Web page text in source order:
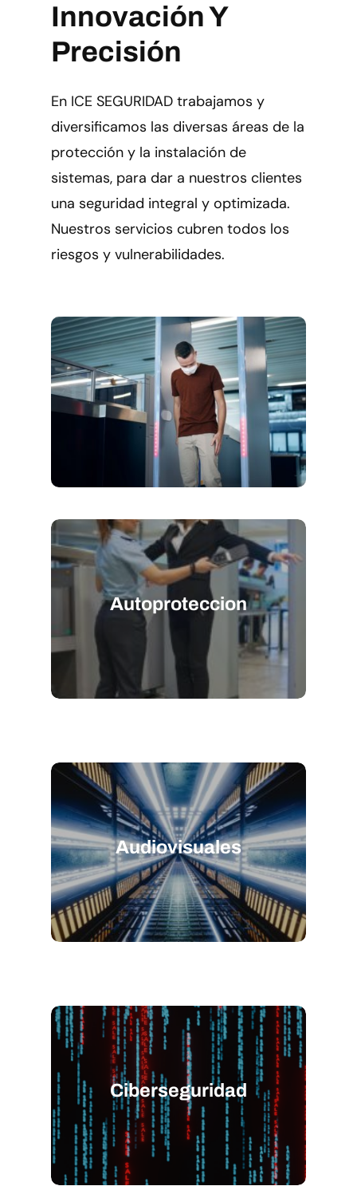
Innovación Y
Precisión
En ICE SEGURIDAD trabajamos y
diversificamos las diversas áreas de la
protección y la instalación de
sistemas, para dar a nuestros clientes
una seguridad integral y optimizada.
Nuestros servicios cubren todos los
riesgos y vulnerabilidades.
Autoproteccion
Audiovisuales
Ciberseguridad